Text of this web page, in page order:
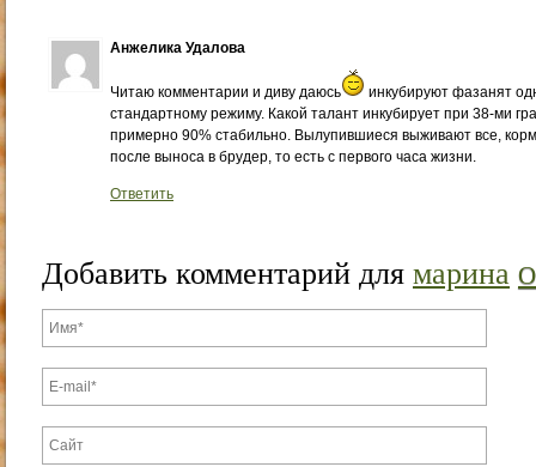
Анжелика Удалова
Читаю комментарии и диву даюсь
инкубируют фазанят
стандартному режиму. Какой талант инкубирует при 38-ми
примерно 90% стабильно. Вылупившиеся выживают все,
после выноса в брудер, то есть с первого часа жизни.
Ответить
Добавить комментарий для марина